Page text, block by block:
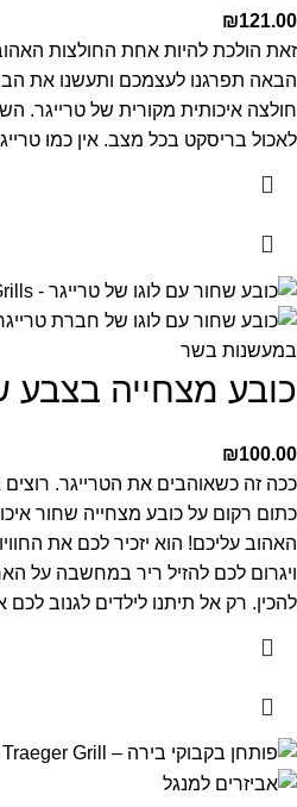
₪121.00
זאת הולכת להיות אחת החולצות
הבאה תפרגנו לעצמכם ותעשנו את
חולצה איכותית מקורית של טרייגר.
לאכול בריסקט בכל מצב. אין כמו
כובע מצחייה בצבע
₪100.00
ככה זה כשאוהבים את הטרייגר. רוצים
כתום רקום על כובע מצחייה שחור
האהוב עליכם! הוא יזכיר לכם את
ויגרום לכם להזיל ריר במחשבה על
להכין. רק אל תיתנו לילדים לגנוב